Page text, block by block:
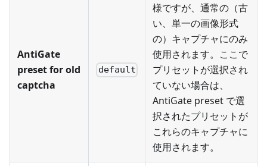
AntiGate
preset for old
captcha
default
様ですが、通常の（古
い、単一の画像形式
の）キャプチャにのみ
使用されます。ここで
プリセットが選択され
ていない場合は、
AntiGate preset で選
択されたプリセットが
これらのキャプチャに
使用されます。